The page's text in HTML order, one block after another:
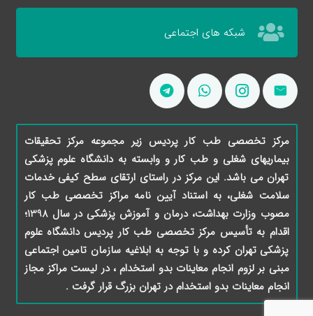
شبکه های اجتماعی
مرکز تخصصی طب کار پردیس زیر مجموعه مرکز تحقیقات
بیماریهای شغلی و طب کار و وابسته به دانشگاه علوم پزشکی
تهران می باشد. این مرکز در راستای ارتقای سطح کیفی خدمات
سلامت شغلی، به استناد آیین نامه مراکز تخصصی طب کار
مصوب وزارت بهداشت، درمان و آموزش پزشکی در سال 1398؛
اقدام به تأسیس مرکز تخصصی طب کار پردیس دانشگاه علوم
پزشکی تهران کرده و با توجه به ابلاغیه سازمان تامین اجتماعی
مبنی بر لزوم انجام معاینات بدو استخدام ، در لیست مراکز مجاز
انجام معاینات بدو استخدام در تهران بزرگ قرار گرفت .